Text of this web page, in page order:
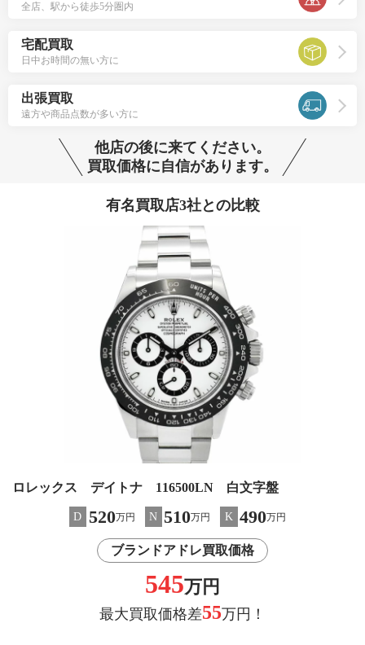
全店、駅から徒歩5分圏内
宅配買取
日中お時間の無い方に
出張買取
遠方や商品点数が多い方に
他店の後に来てください。
買取価格に自信があります。
有名買取店3社との比較
ロレックス デイトナ 116500LN 白文字盤
D 520万円 N 510万円 K 490万円
ブランドアドレ買取価格
545万円
最大買取価格差55万円！